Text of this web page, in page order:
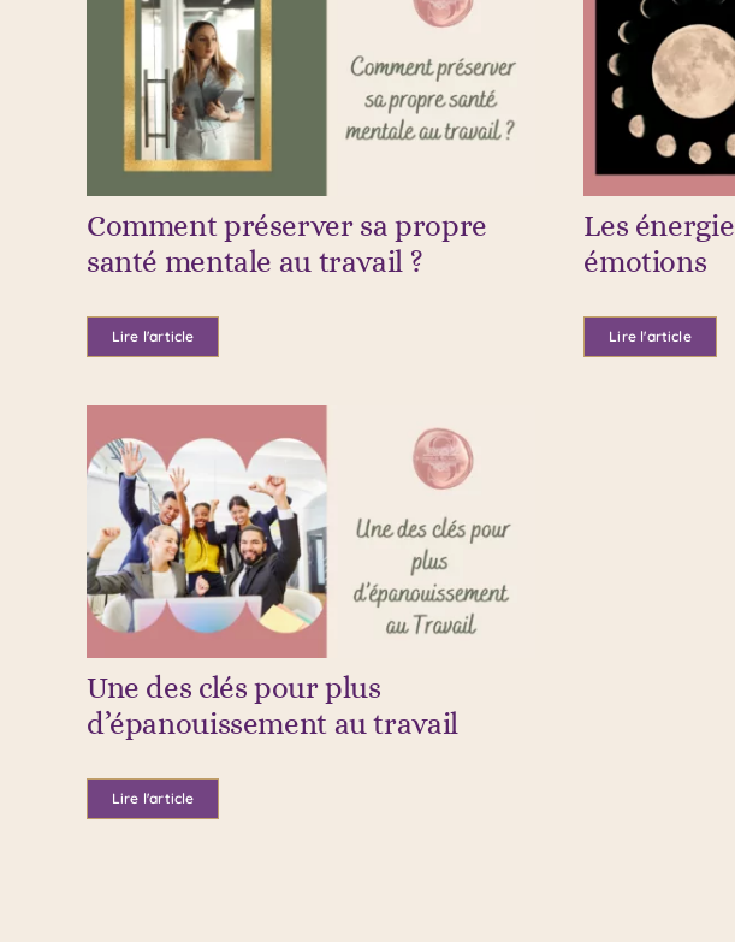
Comment préserver sa propre
santé mentale au travail ?
Lire l'article
Les
émotions
Lire l'article
Une des clés pour plus
d’épanouissement au travail
Lire l'article